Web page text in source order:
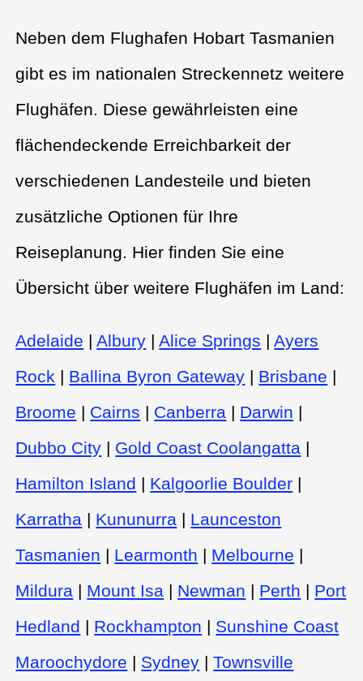
Neben dem Flughafen Hobart Tasmanien
gibt es im nationalen Streckennetz weitere
Flughäfen. Diese gewährleisten eine
flächendeckende Erreichbarkeit der
verschiedenen Landesteile und bieten
zusätzliche Optionen für Ihre
Reiseplanung. Hier finden Sie eine
Übersicht über weitere Flughäfen im Land:
Adelaide |Albury |Alice Springs |Ayers
Rock | Ballina Byron Gateway | Brisbane |
Broome | Cairns | Canberra | Darwin |
Dubbo City | Gold Coast Coolangatta |
Hamilton Island | Kalgoorlie Boulder |
Karratha | Kununurra | Launceston
Tasmanien | Learmonth | Melbourne |
Mildura | Mount Isa | Newman | Perth | Port
Hedland | Rockhampton | Sunshine Coast
Maroochydore | Sydney |Townsville